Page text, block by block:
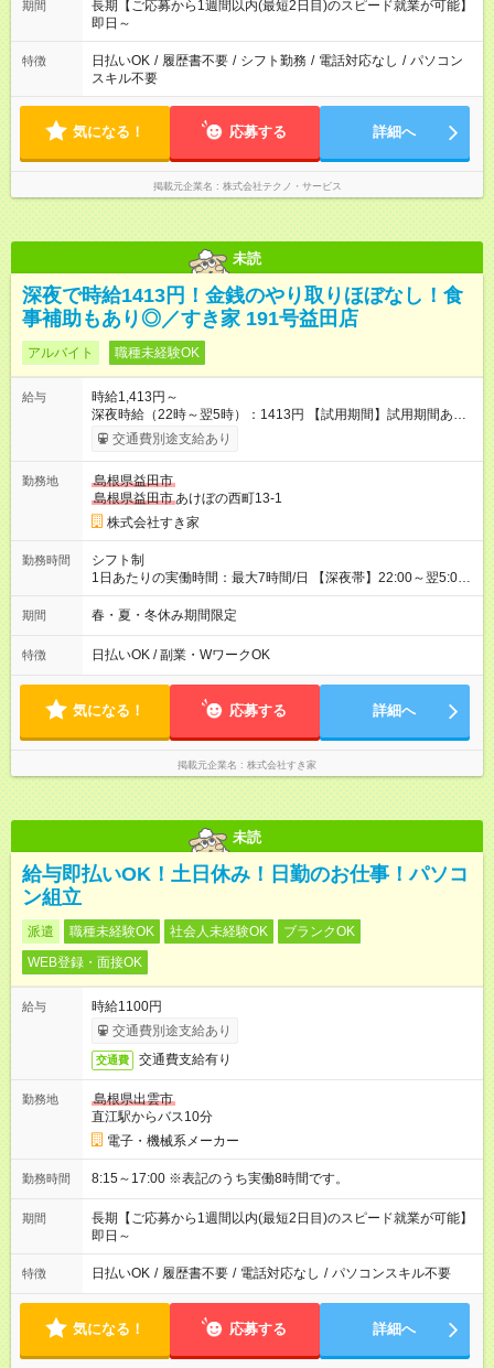
期間
長期【ご応募から1週間以内(最短2日目)のスピード就業が可能】
即日～
特徴 日払いOK / 履歴書不要 / シフト勤務 / 電話対応なし / パソコン
スキル不要
気になる！ 応募する 詳細へ
掲載元企業名 株式会社テクノ・サービス
未読
深夜で時給1413円！金銭のやり取りほぼなし！食
事補助もあり◎／すき家 191号益田店
アルバイト 職種未経験OK
給与
時給1,413円～
深夜時給（22時～翌5時）：1413円 【試用期間】試用期間あり
試用期間の長さ：1ヶ月 雇用形態、給与は本採用時と同じです。
試用期間の実態は30日（※条件変更なし）ですが、切り上げで
同時給）
交通費別途支給あり
勤務地
島根県益田市
島根県益田市あけぼの西町13-1
株式会社すき家
勤務時間
シフト制
1日あたりの実働時間：最大7時間/日 【深夜帯】22:00～翌5:00
週2日～・1日2h～OK◎ ※22:00から翌5:00までは18歳以上の方
のみ勤務可能です（18歳未満の深夜業務禁止のため） ★深夜で
す。 必ず、2名以上での勤務を行いますので、安心して働けま
す。
期間 春・夏・冬休み期間限定
特徴 日払いOK / 副業・WワークOK
気になる！ 応募する 詳細へ
掲載元企業名 株式会社すき家
未読
給与即払いOK！土日休み！日勤のお仕事！パソコ
ン組立
派遣 職種未経験OK 社会人未経験OK
ブランクOK
WEB登録・面接OK
給与
時給1100円
交通費別途支給あり
交通費 交通費支給有り
勤務地
島根県出雲市
直江駅からバス10分
電子・機械系メーカー
勤務時間 8:15～17:00 ※表記のうち実働8時間です。
期間
長期【ご応募から1週間以内(最短2日目)のスピード就業が可能】
即日～
特徴 日払いOK / 履歴書不要 / 電話対応なし / パソコンスキル不要
気になる！ 応募する 詳細へ